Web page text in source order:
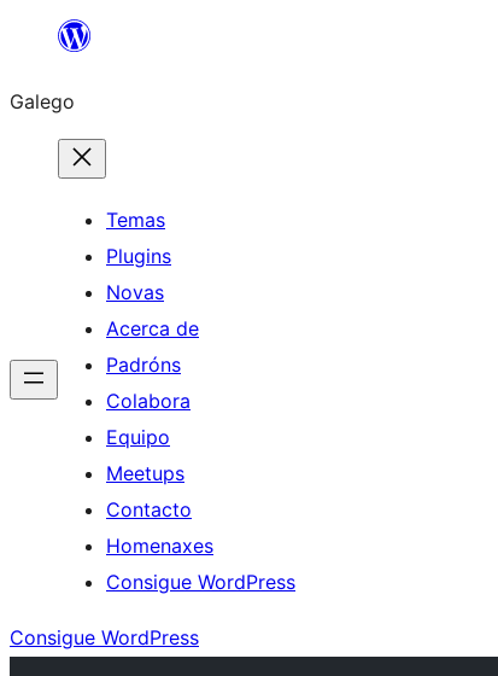
Saltar
contido
Galego
Temas
Plugins
Novas
Acerca de
Padróns
Colabora
Equipo
Meetups
Contacto
Homenaxes
Consigue WordPress
Consigue WordPress